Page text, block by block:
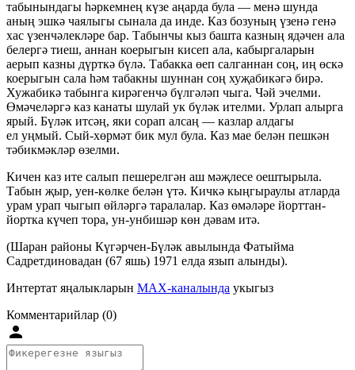
табынындагы һәркемнең күзе аңарда була — менә шунда
аның эшкә чаялыгы сынала да инде. Каз бозуның үзенә генә
хас үзенчәлекләре бар. Табынчы кыз башта казның ядәчен ала
белергә тиеш, аннан коерыгын кисеп ала, кабыргаларын
аерып казны дүрткә бүлә. Табакка өеп салганнан соң, иң өскә
коерыгын сала һәм табакны шуннан соң хуҗабикәгә бирә.
Хужабикә табынга кирәгенчә бүлгәләп чыга. Чәй эчелми.
Өмәчеләргә каз канаты шулай ук бүләк ителми. Урлап алырга
ярый. Бүләк итсәң, яки сорап алсаң — казлар алдагы
ел уңмый. Сый-хөрмәт бик мул була. Каз мае белән пешкән
тәбикмәкләр өзелми.
Кичен каз ите салып пешерелгән аш мәҗлесе оештырыла.
Табын җыр, уен-көлке белән үтә. Кичкә кыңгыраулы атларда
урам урап чыгып өйләргә таралалар. Каз өмәләре йорттан-
йортка күчеп тора, ун-унбишәр көн дәвам итә.
(Шаран районы Күгәрчен-Бүләк авылында Фатыйма
Садретдиновадан (67 яшь) 1971 елда язып алынды).
Интертат яңалыкларын MAX-каналында укыгыз
Комментарийлар (0)